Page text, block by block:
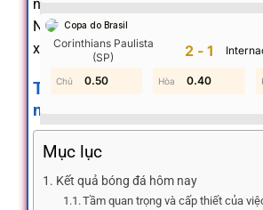
Copa do Brasil
Corinthians Paulista
(SP)
2-1
1.40 0.30
0.50 0.40
nhận định chuẩn xác hơn
Nowgoal cung cấp hệ thống cập
xác và đầy đủ cho mọi giải đấu trên
Tầm quan trọng và cấp
nhật kết quả bóng đá
Mục lục
Kết quả bóng đá hôm nay
Tầm quan trọng và cấp thiết của